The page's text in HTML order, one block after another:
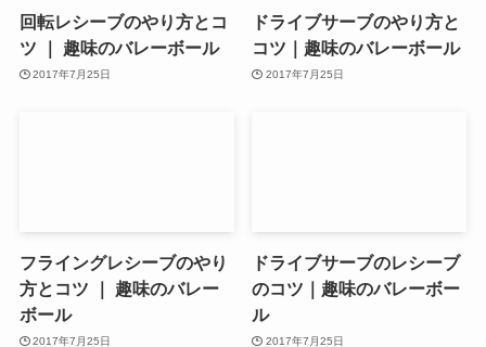
回転レシーブのやり方とコ
ツ ｜ 趣味のバレーボール
2017年7月25日
ドライブサーブのやり方と
コツ｜趣味のバレーボール
2017年7月25日
フライングレシーブのやり
方とコツ ｜ 趣味のバレー
ボール
2017年7月25日
ドライブサーブのレシーブ
のコツ｜趣味のバレーボー
ル
2017年7月25日